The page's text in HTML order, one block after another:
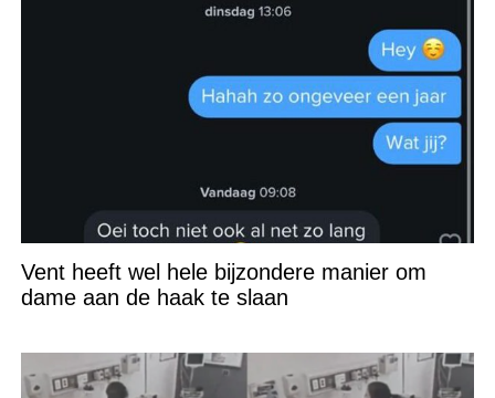
Vent heeft wel hele bijzondere manier om
dame aan de haak te slaan